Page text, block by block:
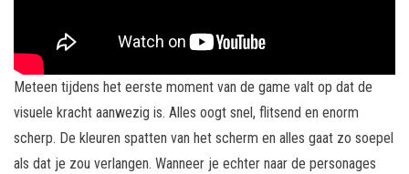
Meteen tijdens het eerste moment van de game valt op dat de
visuele kracht aanwezig is. Alles oogt snel, flitsend en enorm
scherp. De kleuren spatten van het scherm en alles gaat zo soepel
als dat je zou verlangen. Wanneer je echter naar de personages